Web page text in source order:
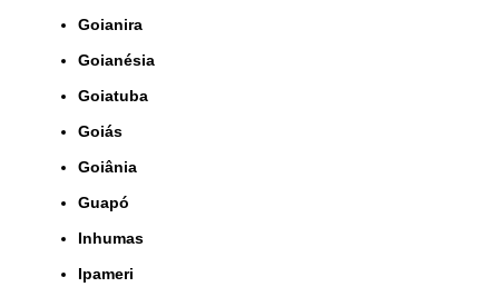
Goianira
Goianésia
Goiatuba
Goiás
Goiânia
Guapó
Inhumas
Ipameri